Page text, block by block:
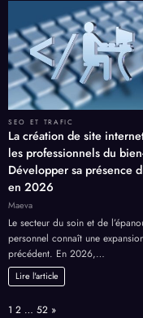
SEO ET TRAFIC
La création de site
les professionnels du
Développer sa présence
en 2026
Maeva
Le secteur du soin et de
personnel connaît une
précédent. En 2026,…
Lire l'article
Page:
1 2 … 52 Next
»